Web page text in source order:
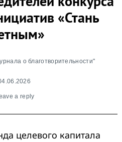
«Стань
о благотворительности"
a reply
целевого капитала